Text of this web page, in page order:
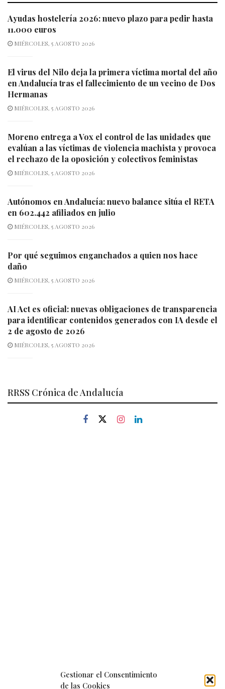
Gestionar el Consentimiento
de las Cookies
Ayudas hostelería 2026: nuevo plazo para pedir hasta
11.000 euros
MIÉRCOLES, 5 AGOSTO 2026
El virus del Nilo deja la primera víctima mortal del año
en Andalucía tras el fallecimiento de un vecino de Dos
Hermanas
MIÉRCOLES, 5 AGOSTO 2026
Moreno entrega a Vox el control de las unidades que
evalúan a las víctimas de violencia machista y provoca
el rechazo de la oposición y colectivos feministas
MIÉRCOLES, 5 AGOSTO 2026
Autónomos en Andalucía: nuevo balance sitúa el RETA
en 602.442 afiliados en julio
MIÉRCOLES, 5 AGOSTO 2026
Por qué seguimos enganchados a quien nos hace
daño
MIÉRCOLES, 5 AGOSTO 2026
AI Act es oficial: nuevas obligaciones de transparencia
para identificar contenidos generados con IA desde el
2 de agosto de 2026
MIÉRCOLES, 5 AGOSTO 2026
RRSS Crónica de Andalucía